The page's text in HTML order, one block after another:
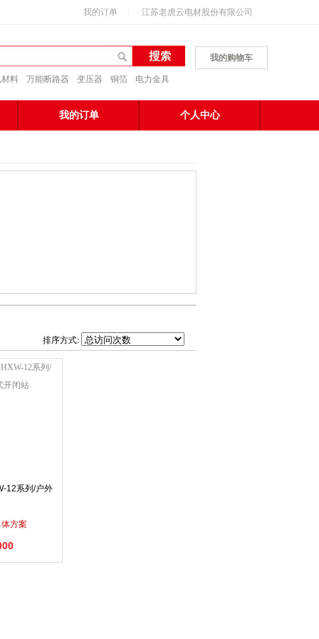
我的订单 江苏老虎云电材股份有限公司
料 万能断路器 变压器 铜箔 电力金具
我的购物车
我的订单 个人中心
排序方式:
12系列/户外
方案